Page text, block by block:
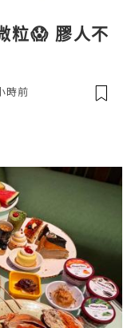
粒😱 膠人不
時前